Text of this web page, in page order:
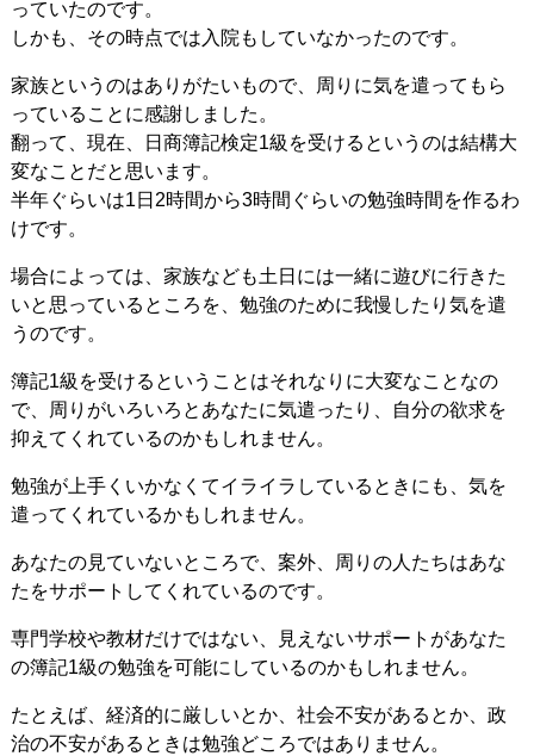
っていたのです。
しかも、その時点では入院もしていなかったのです。
家族というのはありがたいもので、周りに気を遣ってもら
っていることに感謝しました。
翻って、現在、日商簿記検定1級を受けるというのは結構大
変なことだと思います。
半年ぐらいは1日2時間から3時間ぐらいの勉強時間を作るわ
けです。
場合によっては、家族なども土日には一緒に遊びに行きた
いと思っているところを、勉強のために我慢したり気を遣
うのです。
簿記1級を受けるということはそれなりに大変なことなの
で、周りがいろいろとあなたに気遣ったり、自分の欲求を
抑えてくれているのかもしれません。
勉強が上手くいかなくてイライラしているときにも、気を
遣ってくれているかもしれません。
あなたの見ていないところで、案外、周りの人たちはあな
たをサポートしてくれているのです。
専門学校や教材だけではない、見えないサポートがあなた
の簿記1級の勉強を可能にしているのかもしれません。
たとえば、経済的に厳しいとか、社会不安があるとか、政
治の不安があるときは勉強どころではありません。